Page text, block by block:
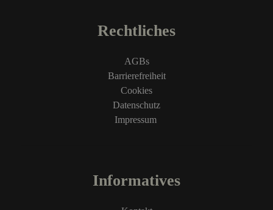
Rechtliches
AGBs
Barrierefreiheit
Cookies
Datenschutz
Impressum
Informatives